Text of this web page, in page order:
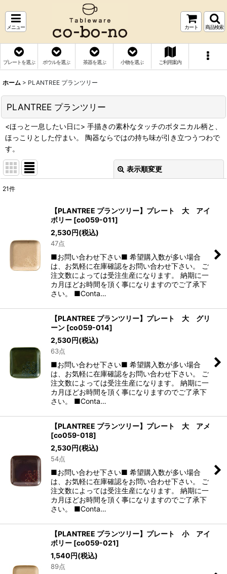
メニュー カート 商品検索
プレートを選ぶ ボウルを選ぶ 茶器を選ぶ 小物を選ぶ ご利用案内
ホーム > PLANTREE プランツリー
PLANTREE プランツリー
<ほっと一息したい日に> 手描きの素朴なタッチのボタニカル柄と、
ほっこりとした佇まい。 陶器ならではの持ち味が引き立つうつわで
す。
表示順変更
絞り込む
21件
【PLANTREE プランツリー】プレート 大 アイ
ボリー [co059-011]
2,530円(税込)
47点
■お問い合わせ下さい■ 希望購入数が多い場合
は、お気軽に在庫確認をお問い合わせ下さい。 ご
注文数によっては受注生産になります。 納期に一
カ月ほどお時間を頂く事になりますのでご了承下
さい。 ■Conta…
【PLANTREE プランツリー】プレート 大 グリ
ーン [co059-014]
2,530円(税込)
63点
■お問い合わせ下さい■ 希望購入数が多い場合
は、お気軽に在庫確認をお問い合わせ下さい。 ご
注文数によっては受注生産になります。 納期に一
カ月ほどお時間を頂く事になりますのでご了承下
さい。 ■Conta…
【PLANTREE プランツリー】プレート 大 アメ
[co059-018]
2,530円(税込)
54点
■お問い合わせ下さい■ 希望購入数が多い場合
は、お気軽に在庫確認をお問い合わせ下さい。 ご
注文数によっては受注生産になります。 納期に一
カ月ほどお時間を頂く事になりますのでご了承下
さい。 ■Conta…
【PLANTREE プランツリー】プレート 小 アイ
ボリー [co059-021]
1,540円(税込)
89点